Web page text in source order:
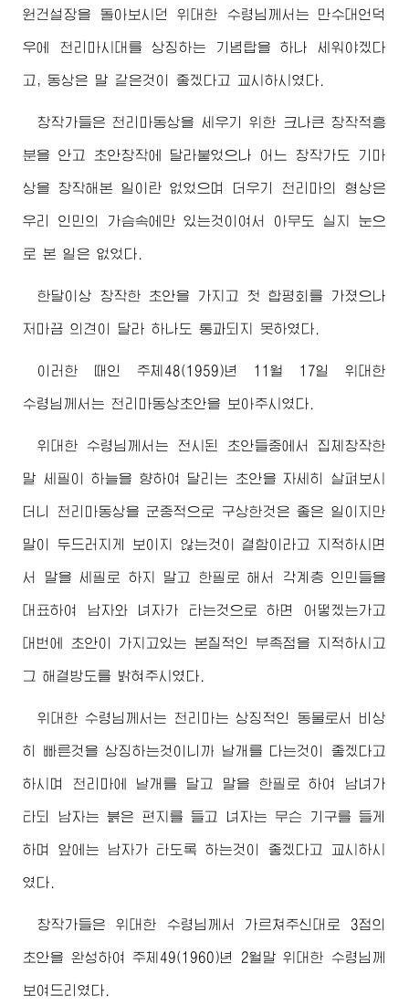
원건설장을 돌아보시던 위대한 수령님께서 는 만수대언덕
우에 천리마시대를 상징하는 기념탑을 하나 세워야겠다
고, 동상은 말 같은것이 좋겠다고 교시하시였다.
창작가들은 천리마동상을 세우기 위한 크나큰 창작적흥
분을 안고 초안창작에 달라붙었으나 어느 창작가도 기마
상을 창작해본 일이란 없었으며 더우기 천리마의 형상은
우리 인민의 가슴속에만 있는것이여서 아무도 실지 눈으
로 본 일은 없었다.
한달이상 창작한 초안을 가지고 첫 합평회를 가졌으나
저마끔 의견이 달라 하나도 통과되지 못하였다.
이러한 때인 주체48(1959)년 11월 17일 위대한
수령님께서 는 천리마동상초안을 보아주시였다.
위대한 수령님께서는 전시된 초안들중에서 집체창작한
말 세필이 하늘을 향하여 달리는 초안을 자세히 살펴보시
더니 천리마동상을 군중적으로 구상한것은 좋은 일이지만
말이 두드러지게 보이지 않는것이 결함이라고 지적하시면
서 말을 세필로 하지 말고 한필로 해서 각계층 인민들을
대표하여 남자와 녀자가 타는것으로 하면 어떻겠는가고
대번에 초안이 가지고있는 본질적인 부족점을 지적하시고
그 해결방도를 밝혀주시였다.
위대한 수령님께서는 천리마는 상징적인 동물로서 비상
히 빠른것을 상징하는것이니까 날개를 다는것이 좋겠다고
하시며 천리마에 날개를 달고 말을 한필로 하여 남녀가
타되 남자는 붉은 편지를 들고 녀자는 무슨 기구를 들게
하며 앞에는 남자가 타도록 하는것이 좋겠다고 교시하시
였다.
창작가들은 위대한 수령님께서 가르쳐주신대로 3점의
초안을 완성하여 주체49(1960)년 2월말위대한 수령님 께
보여드리였다.